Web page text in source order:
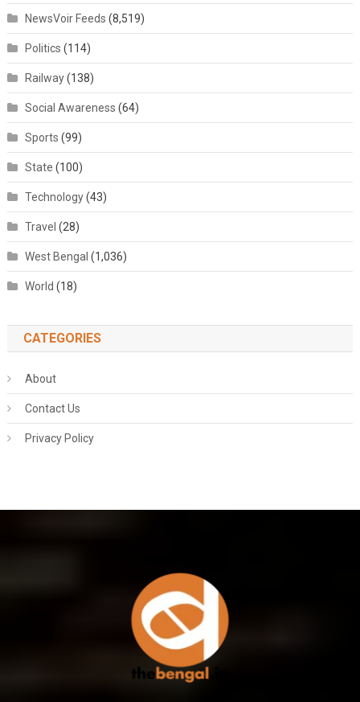
NewsVoir Feeds (8,519)
Politics (114)
Railway(138)
Social Awareness (64)
Sports (99)
State (100)
Technology(43)
Travel (28)
West Bengal (1,036)
World (18)
CATEGORIES
About
Contact Us
Privacy Policy